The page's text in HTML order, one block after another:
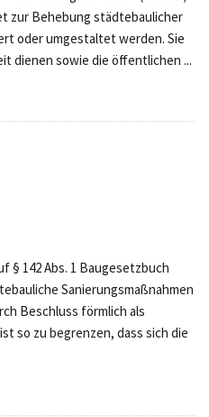
zur Behebung städtebaulicher
oder umgestaltet werden. Sie
dienen sowie die öffentlichen ...
§ 142 Abs. 1 Baugesetzbuch
Sanierungsmaßnahmen
Beschluss förmlich als
so zu begrenzen, dass sich die